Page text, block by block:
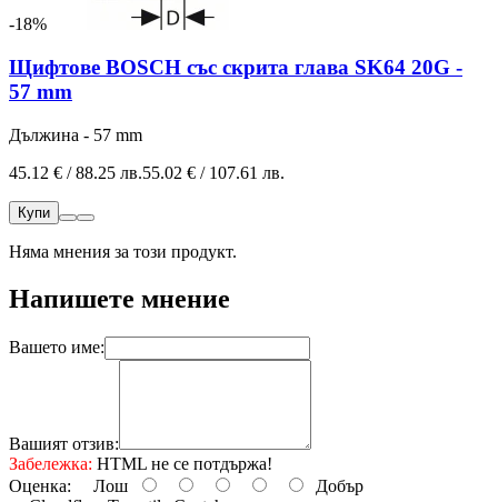
-18%
Щифтове BOSCH със скрита глава SK64 20G -
57 mm
Дължина - 57 mm
45.12 € / 88.25 лв.55.02 € / 107.61 лв.
Купи
Няма мнения за този продукт.
Напишете мнение
Вашето име:
Вашият отзив:
Забележка: HTML не се потдържа!
Оценка: Лош
Добър